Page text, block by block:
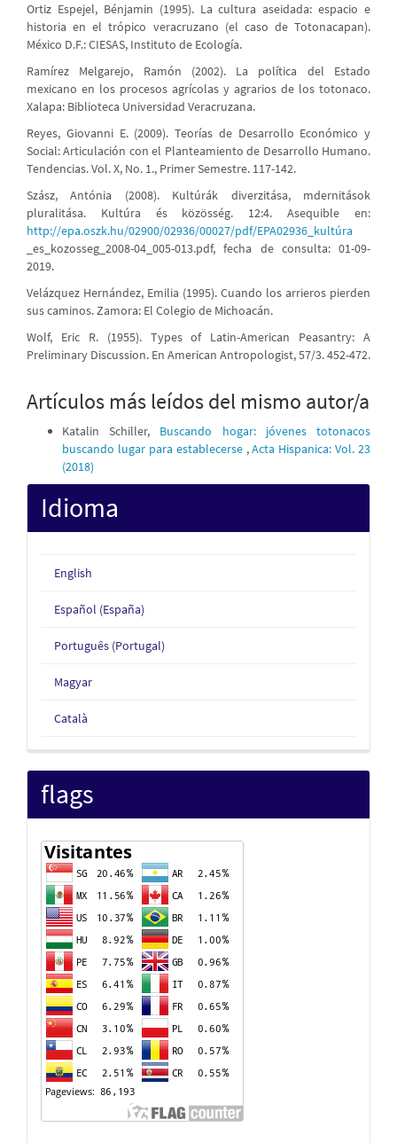
Ortiz Espejel, Bénjamin (1995). La cultura aseidada: espacio e
historia en el trópico veracruzano (el caso de Totonacapan).
México D.F.: CIESAS, Instituto de Ecología.
Ramírez Melgarejo, Ramón (2002). La política del Estado
mexicano en los procesos agrícolas y agrarios de los totonaco.
Xalapa: Biblioteca Universidad Veracruzana.
Reyes, Giovanni E. (2009). Teorías de Desarrollo Económico y
Social: Articulación con el Planteamiento de Desarrollo Humano.
Tendencias. Vol. X, No. 1., Primer Semestre. 117-142.
Szász, Antónia (2008). Kultúrák diverzitása, mdernitások
pluralitása. Kultúra és közösség. 12:4. Asequible en:
http://epa.oszk.hu/02900/02936/00027/pdf/EPA02936_kultúra
_es_kozosseg_2008-04_005-013.pdf, fecha de consulta: 01-09-
2019.
Velázquez Hernández, Emilia (1995). Cuando los arrieros pierden
sus caminos. Zamora: El Colegio de Michoacán.
Wolf, Eric R. (1955). Types of Latin-American Peasantry: A
Preliminary Discussion. En American Antropologist, 57/3. 452-472.
Artículos más leídos del mismo autor/a
Katalin Schiller, Buscando hogar: jóvenes totonacos
buscando lugar para establecerse ,Acta Hispanica: Vol. 23
(2018)
Idioma
English
Español (España)
Português (Portugal)
Magyar
Català
flags